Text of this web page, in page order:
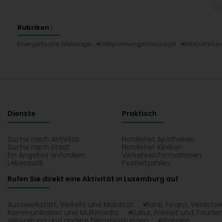
Rubriken :
Energetische Massage
Entspannungsmassage
Dienste
Suche nach Aktivität
Suche nach Stadt
Ein Angebot anfordern
Lebensstill
Praktisch
Notdienst Apotheken
Notdienst Kliniken
Verkehrsinformationen
Postleitzahlen
Rufen Sie direkt eine Aktivität in Luxemburg auf
Autowerkstatt, Verkehr und Mobilität
Bank, Finanz,
Kommunikation und Multimedia
Kultur, Freizeit und